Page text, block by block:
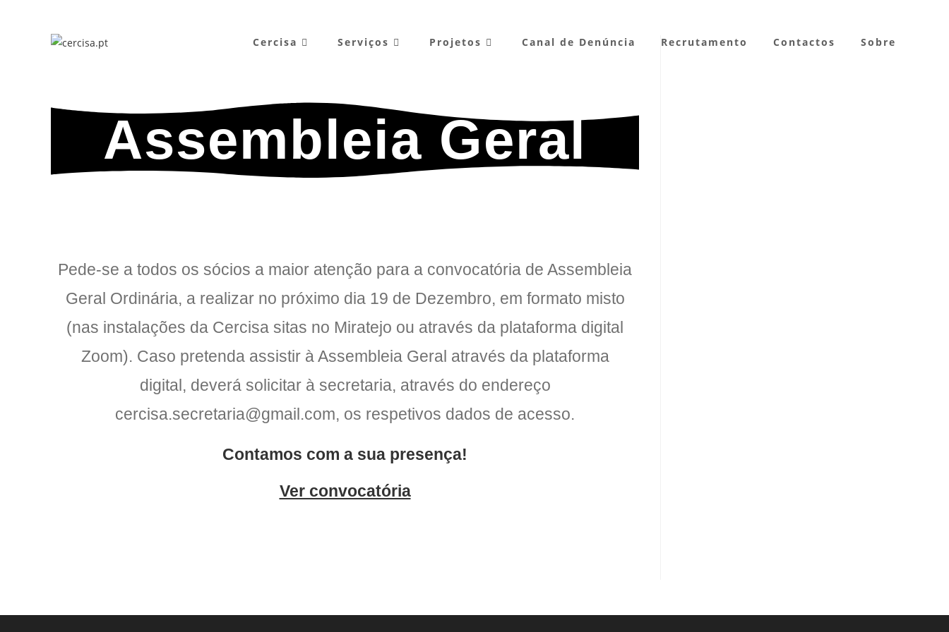
Cercisa Serviços Projetos Canal de Denúncia Recrutamento Contactos Sobre
Assembleia Geral
Pede-se a todos os sócios a maior atenção para a convocatória de Assembleia
Geral Ordinária, a realizar no próximo dia 19 de Dezembro, em formato misto
(nas instalações da Cercisa sitas no Miratejo ou através da plataforma digital
Zoom). Caso pretenda assistir à Assembleia Geral através da plataforma
digital, deverá solicitar à secretaria, através do endereço
cercisa.secretaria@gmail.com, os respetivos dados de acesso.
Contamos com a sua presença!
Ver convocatória